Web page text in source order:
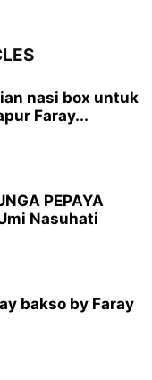
nasi box untuk
Faray...
PEPAYA
Nasuhati
bakso by Faray